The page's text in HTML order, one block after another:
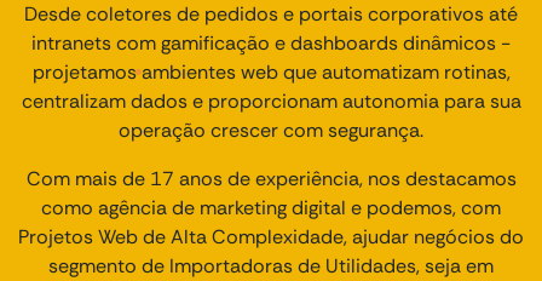
Desde coletores de pedidos e portais corporativos até
intranets com gamificação e dashboards dinâmicos -
projetamos ambientes web que automatizam rotinas,
centralizam dados e proporcionam autonomia para sua
operação crescer com segurança.
Com mais de 17 anos de experiência, nos destacamos
como agência de marketing digital e podemos, com
Projetos Web de Alta Complexidade, ajudar negócios do
segmento de Importadoras de Utilidades, seja em